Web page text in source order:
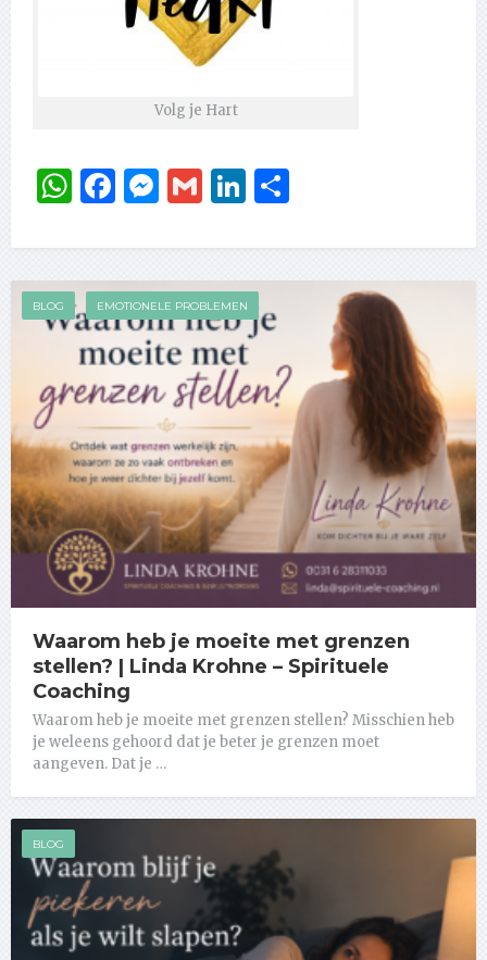
Volg je Hart
WhatsApp
Facebook
Messenger
GmailLinkedIn
BLOG EMOTIONELE PROBLEMEN
Waarom heb je moeite met grenzen
stellen? | Linda Krohne – Spirituele
Coaching
Waarom heb je moeite met grenzen stellen? Misschien heb
je weleens gehoord dat je beter je grenzen moet
aangeven. Dat je …
BLOG